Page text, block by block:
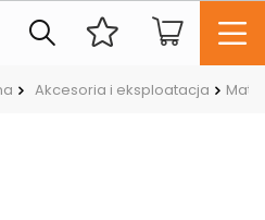
Akcesoria i eksploatacja